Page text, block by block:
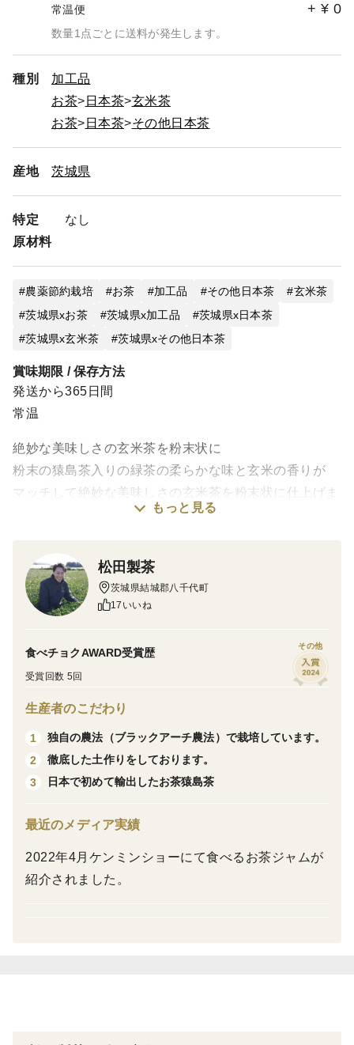
常温便 + ¥ 0
数量1点ごとに送料が発生します。
種別
加工品
お茶
日本茶 玄米茶
お茶
日本茶 その他日本茶
産地 茨城県
特定
原材料
なし
農薬節約栽培 お茶 加工品 その他日本茶
玄米茶
茨城県xお茶
茨城県x加工品
茨城県x日本茶
茨城県x玄米茶
茨城県xその他日本茶
賞味期限 / 保存方法
発送から365日間
常温
絶妙な美味しさの玄米茶を粉末状に
粉末の猿島茶入りの緑茶の柔らかな味と玄米の香りが
マッチして絶妙な美味しさの玄米茶を粉末状に仕上げま
もっと見る
松田製茶
茨城県結城郡八千代町
17いいね
食べチョクAWARD受賞歴
受賞回数 5回
その他
生産者のこだわり
1
独自の農法（ブラックアーチ農法）で栽培しています。
2
徹底した土作りをしております。
3
日本で初めて輸出したお茶猿島茶
最近のメディア実績
2022年4月ケンミンショーにて食べるお茶ジャムが
紹介されました。